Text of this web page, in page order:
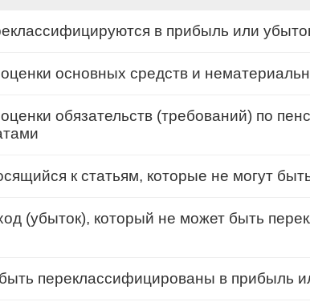
в прибыль или
основных средств и
обязательств (требований) по
к статьям, которые не могут
(убыток), который не может быть
переклассифицированы в прибыль